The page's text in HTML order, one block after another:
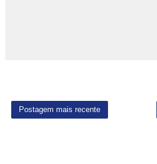
Postagem mais recente